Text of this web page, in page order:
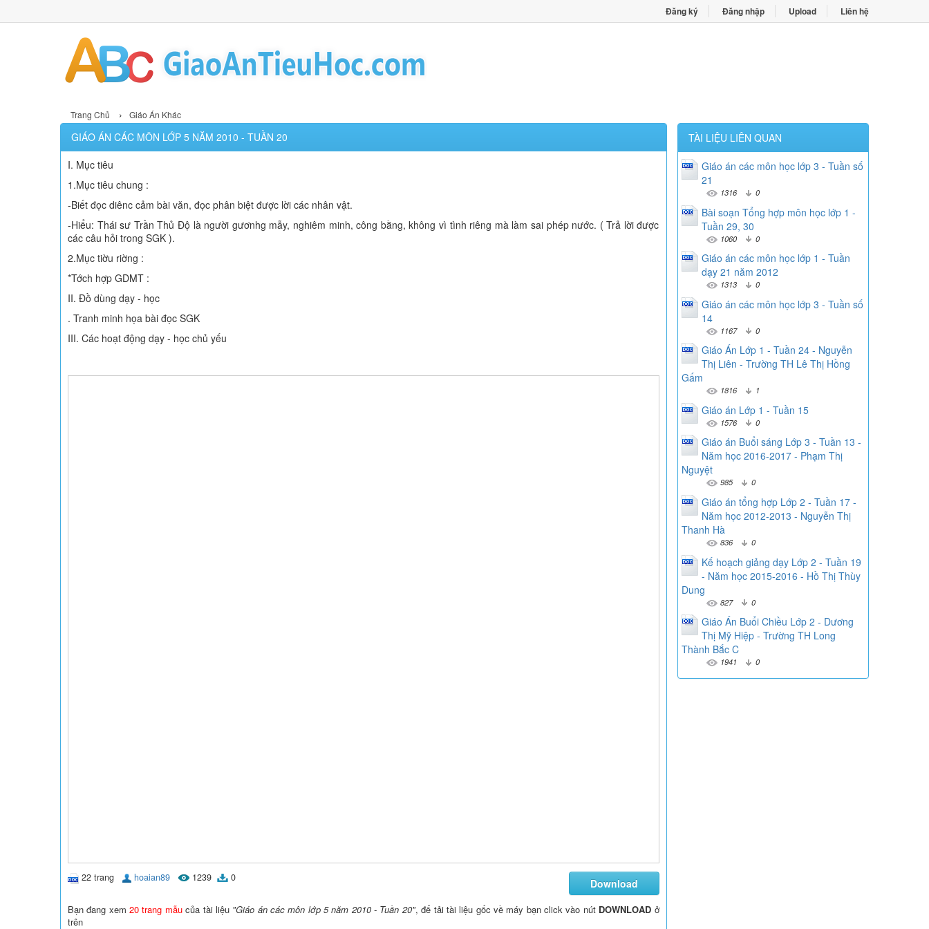
Đăng ký Đăng nhập Upload Liên hệ
Trang Chủ › Giáo Án Khác
GIÁO ÁN CÁC MÔN LỚP 5 NĂM 2010 - TUẦN 20
I. Mục tiêu
1.Mục tiêu chung :
-Biết đọc diênc cảm bài văn, đọc phân biệt được lời các nhân vật.
-Hiểu: Thái sư Trần Thủ Độ là người gươnhg mẫy, nghiêm minh, công bằng, không vì tình riêng mà làm sai phép nước. ( Trả lời được
các câu hỏi trong SGK ).
2.Mục tiờu riờng :
*Tớch hợp GDMT :
II. Đồ dùng dạy - học
. Tranh minh họa bài đọc SGK
III. Các hoạt động dạy - học chủ yếu
22 trang hoaian89 1239 0 Download
Bạn đang xem20 trang mẫucủa tài liệu "Giáo án các môn lớp 5 năm 2010 - Tuần 20", để tải tài liệu gốc về máy bạn click vào nút DOWNLOAD ở
trên
TÀI LIỆU LIÊN QUAN
Giáo án các môn học lớp 3 - Tuần số
21
1316 0
Bài soạn Tổng hợp môn học lớp 1 -
Tuần 29, 30
1060 0
Giáo án các môn học lớp 1 - Tuần
dạy 21 năm 2012
1313 0
Giáo án các môn học lớp 3 - Tuần số
14
1167 0
Giáo Án Lớp 1 - Tuần 24 - Nguyễn
Thị Liên - Trường TH Lê Thị Hồng
Gấm
1816 1
Giáo án Lớp 1 - Tuần 15
1576 0
Giáo án Buổi sáng Lớp 3 - Tuần 13 -
Năm học 2016-2017 - Phạm Thị
Nguyệt
985 0
Giáo án tổng hợp Lớp 2 - Tuần 17 -
Năm học 2012-2013 - Nguyễn Thị
Thanh Hà
836 0
Kế hoạch giảng dạy Lớp 2 - Tuần 19
- Năm học 2015-2016 - Hồ Thị Thùy
Dung
827 0
Giáo Án Buổi Chiều Lớp 2 - Dương
Thị Mỹ Hiệp - Trường TH Long
Thành Bắc C
1941 0